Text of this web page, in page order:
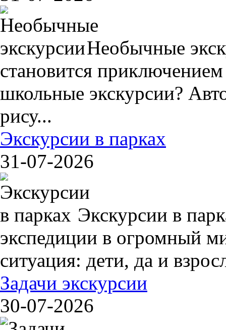
Необычные
становится
школьные экскурсии?
рису...
Экскурсии в парках
31-07-2026
Экскурсии в
экспедиции в огромный
ситуация: дети, да и
Задачи экскурсии
30-07-2026